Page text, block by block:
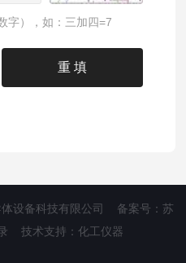
字），如：三加四=7
体设备科技有限公司 备案号：苏
技术支持：化工仪器